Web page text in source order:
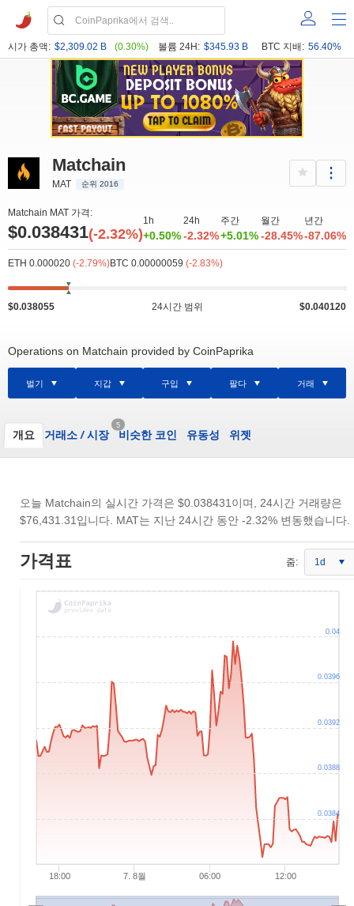
시가 총액: $2,309.02 B (0.30%) 볼륨 24H: $345.93 B BTC 지배: 56.40%
Matchain
MAT 순위 2016
Matchain MAT 가격:
$0.038431(-2.32%)
1h
+0.50%
24h
-2.32%
주간
+5.01%
월간
-28.45%
년간
-87.06%
ETH 0.000020 (-2.79%)BTC 0.00000059 (-2.83%)
$0.038055 24시간 범위 $0.040120
Operations on Matchain provided by CoinPaprika
벌기 지갑 구입 팔다 거래
개요 거래소 /시장
5
비슷한 코인 유동성 위젯
오늘 Matchain의 실시간 가격은 $0.038431 이며, 24시간 거래량은
$76,431.31 입니다. MAT는 지난 24시간 동안 -2.32% 변동했습니다.
가격표 줌: 1d
18:00 7. 8월 06:00 12:00
0.0384
0.0388
0.0392
0.0396
0.04